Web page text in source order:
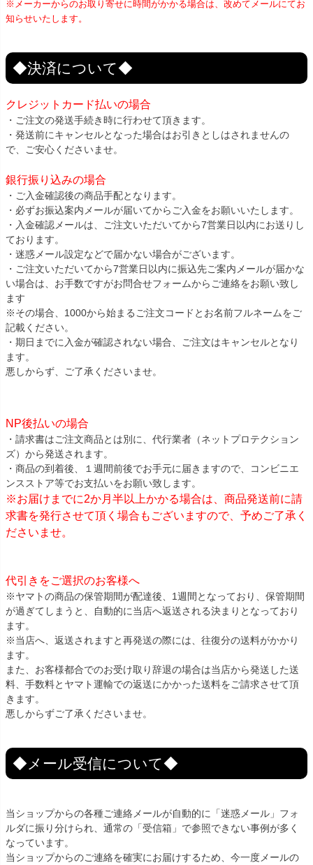
※メーカーからのお取り寄せに時間がかかる場合は、改めてメールにてお
知らせいたします。
◆決済について◆
クレジットカード払いの場合
・ご注文の発送手続き時に行わせて頂きます。
・発送前にキャンセルとなった場合はお引きとしはされませんの
で、ご安心くださいませ。
銀行振り込みの場合
・ご入金確認後の商品手配となります。
・必ずお振込案内メールが届いてからご入金をお願いいたします。
・入金確認メールは、ご注文いただいてから7営業日以内にお送りし
ております。
・迷惑メール設定などで届かない場合がございます。
・ご注文いただいてから7営業日以内に振込先ご案内メールが届かな
い場合は、お手数ですがお問合せフォームからご連絡をお願い致し
ます
※その場合、1000から始まるご注文コードとお名前フルネームをご
記載ください。
・期日までに入金が確認されない場合、ご注文はキャンセルとなり
ます。
悪しからず、ご了承くださいませ。
NP後払いの場合
・請求書はご注文商品とは別に、代行業者（ネットプロテクション
ズ）から発送されます。
・商品の到着後、１週間前後でお手元に届きますので、コンビニエ
ンスストア等でお支払いをお願い致します。
※お届けまでに2か月半以上かかる場合は、商品発送前に請
求書を発行させて頂く場合もございますので、予めご了承く
ださいませ。
代引きをご選択のお客様へ
※ヤマトの商品の保管期間が配達後、1週間となっており、保管期間
が過ぎてしまうと、自動的に当店へ返送される決まりとなっており
ます。
※当店へ、返送されますと再発送の際には、往復分の送料がかかり
ます。
また、お客様都合でのお受け取り辞退の場合は当店から発送した送
料、手数料とヤマト運輸での返送にかかった送料をご請求させて頂
きます。
悪しからずご了承くださいませ。
◆メール受信について◆
当ショップからの各種ご連絡メールが自動的に「迷惑メール」フォ
ルダに振り分けられ、通常の「受信箱」で参照できない事例が多く
なっています。
当ショップからのご連絡を確実にお届けするため、今一度メールの